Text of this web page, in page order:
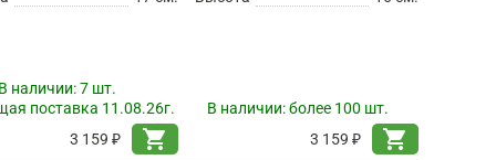
наличии:7 шт.
поставка 11.08.26г.
3 159 ₽
shopping_cart
В наличии:более 100 шт.
3 159 ₽
shopping_cart